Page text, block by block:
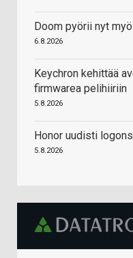
Doom pyörii nyt
6.8.2026
Keychron kehittää
firmwarea pelihiiriin
5.8.2026
Honor uudisti
5.8.2026